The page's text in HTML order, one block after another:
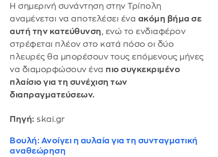
Η σημερινή συνάντηση στην Τρίπολη
αναμένεται να αποτελέσει ένα ακόμη βήμα σε
αυτή την κατεύθυνση, ενώ το ενδιαφέρον
στρέφεται πλέον στο κατά πόσο οι δύο
πλευρές θα μπορέσουν τους επόμενους μήνες
να διαμορφώσουν ένα πιο συγκεκριμένο
πλαίσιο για τη συνέχιση των
διαπραγματεύσεων.
Πηγή: skai.gr
Βουλή: Ανοίγει η αυλαία για τη συνταγματική
αναθεώρηση